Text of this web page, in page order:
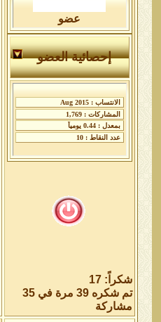
عضو
إحصائية العضو
شكراً: 17
تم شكره 39 مرة في 35
مشاركة